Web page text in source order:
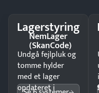
Lagerstyring
NemLager
(SkanCode)
Undgå fejlpluk og
tomme hylder
med et lager
opdateret i